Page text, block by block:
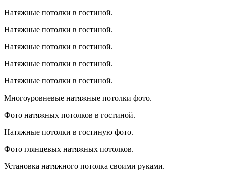
Натяжные потолки в гостиной.
Натяжные потолки в гостиной.
Натяжные потолки в гостиной.
Натяжные потолки в гостиной.
Натяжные потолки в гостиной.
Многоуровневые натяжные потолки фото.
Фото натяжных потолков в гостиной.
Натяжные потолки в гостиную фото.
Фото глянцевых натяжных потолков.
Установка натяжного потолка своими руками.